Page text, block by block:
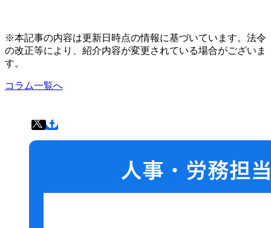
※本記事の内容は更新日時点の情報に基づいています。法令
の改正等により、紹介内容が変更されている場合がございま
す。
コラム一覧へ